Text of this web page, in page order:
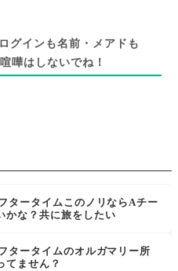
グインも名前・メアドも
嘩はしないでね！
タータイムこのノリならAチー
かな？共に旅をしたい
タータイムのオルガマリー所
てません？